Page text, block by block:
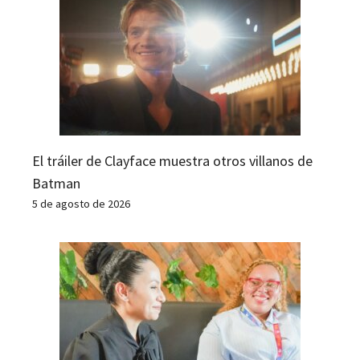
El tráiler de Clayface muestra otros villanos de
Batman
5 de agosto de 2026